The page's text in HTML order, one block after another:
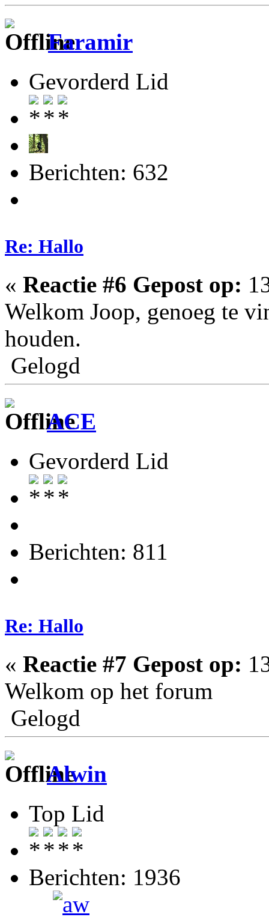
Faramir
Gevorderd Lid
Berichten: 632
Re: Hallo
« Reactie #6 Gepost op:
Welkom Joop, genoeg te
houden.
Gelogd
ACE
Gevorderd Lid
Berichten: 811
Re: Hallo
« Reactie #7 Gepost op:
Welkom op het forum
Gelogd
Alwin
Top Lid
Berichten: 1936